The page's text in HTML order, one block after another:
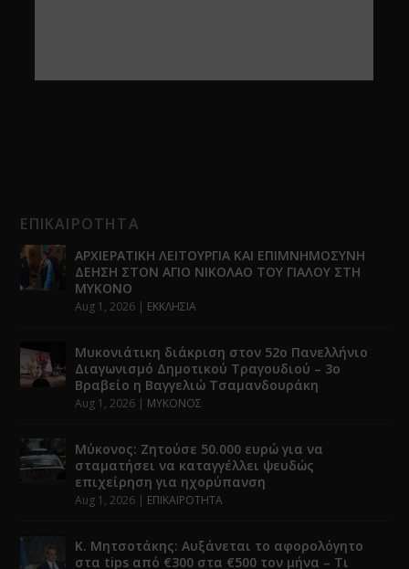
ΕΠΙΚΑΙΡΟΤΗΤΑ
ΑΡΧΙΕΡΑΤΙΚΗ ΛΕΙΤΟΥΡΓΙΑ ΚΑΙ ΕΠΙΜΝΗΜΟΣΥΝΗ
ΔΕΗΣΗ ΣΤΟΝ ΑΓΙΟ ΝΙΚΟΛΑΟ ΤΟΥ ΓΙΑΛΟΥ ΣΤΗ
ΜΥΚΟΝΟ
Aug 1, 2026 | ΕΚΚΛΗΣΙΑ
Μυκονιάτικη διάκριση στον 52ο Πανελλήνιο
Διαγωνισμό Δημοτικού Τραγουδιού – 3ο
Βραβείο η Βαγγελιώ Τσαμανδουράκη
Aug 1, 2026 | ΜΥΚΟΝΟΣ
Μύκονος: Ζητούσε 50.000 ευρώ για να
σταματήσει να καταγγέλλει ψευδώς
επιχείρηση για ηχορύπανση
Aug 1, 2026 | ΕΠΙΚΑΙΡΟΤΗΤΑ
Κ. Μητσοτάκης: Αυξάνεται το αφορολόγητο
στα tips από €300 στα €500 τον μήνα – Τι